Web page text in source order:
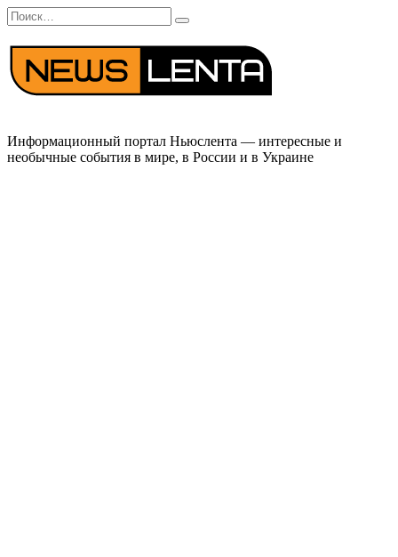
Перейти
к
содержанию
Search
for:
Информационный портал Ньюслента — интересные и
необычные события в мире, в России и в Украине